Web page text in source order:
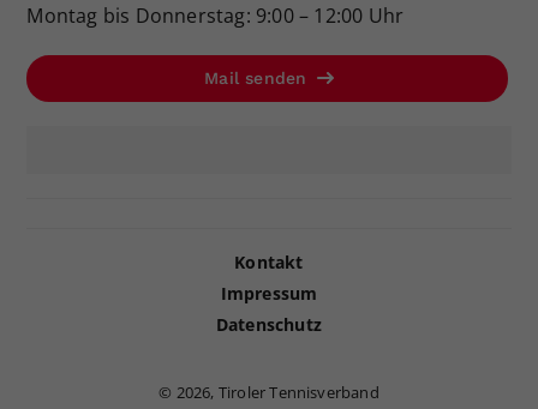
Montag bis Donnerstag: 9:00 – 12:00 Uhr
Mail senden
Kontakt
Impressum
Datenschutz
© 2026, Tiroler Tennisverband